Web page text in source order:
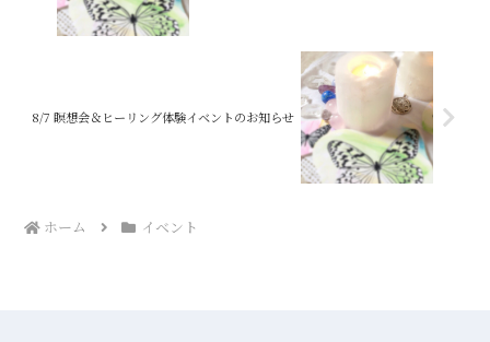
8/7 瞑想会＆ヒーリング体験イベントのお知らせ
ホーム イベント